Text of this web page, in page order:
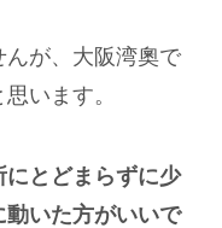
が、大阪湾奧で
います。
とどまらずに少
動いた方がいいで